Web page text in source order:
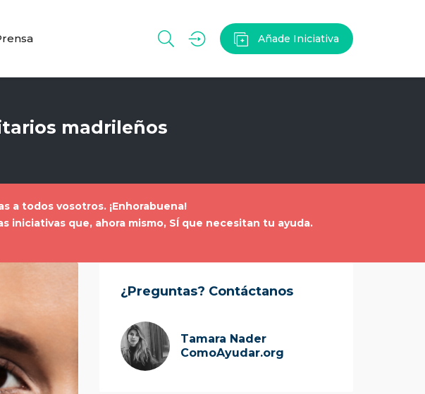
Añade Iniciativa
madrileños
a todos vosotros. ¡Enhorabuena!
iniciativas que, ahora mismo, SÍ que necesitan tu ayuda.
¿Preguntas? Contáctanos
Tamara Nader
ComoAyudar.org